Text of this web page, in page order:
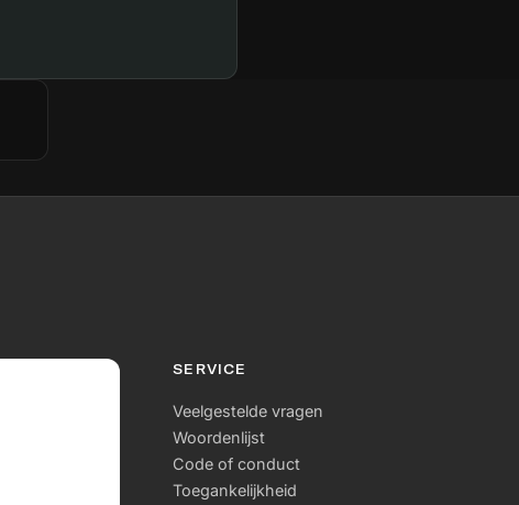
SERVICE
Veelgestelde vragen
Woordenlijst
Code of conduct
Toegankelijkheid